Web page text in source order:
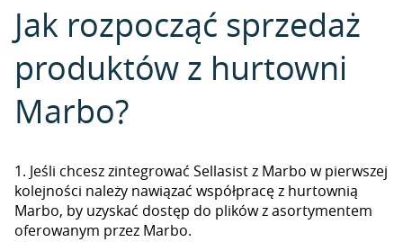
Jak rozpocząć sprzedaż
produktów z hurtowni
Marbo?
1. Jeśli chcesz zintegrować Sellasist z Marbo w pierwszej
kolejności należy nawiązać współpracę z hurtownią
Marbo, by uzyskać dostęp do plików z asortymentem
oferowanym przez Marbo.